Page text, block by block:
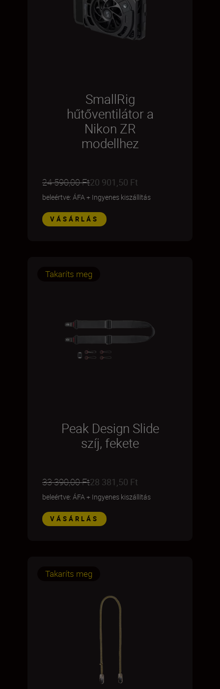
SmallRig
hűtőventilátor a
Nikon ZR
modellhez
24 590,00 Ft20 901,50 Ft
beleértve: ÁFA+ Ingyenes kiszállítás
VÁSÁRLÁS
Takaríts meg
Peak Design Slide
szíj, fekete
33 390,00 Ft28 381,50 Ft
beleértve: ÁFA+ Ingyenes kiszállítás
VÁSÁRLÁS
Takaríts meg